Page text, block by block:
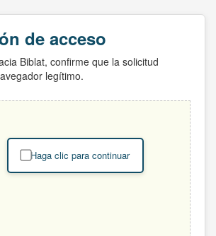
de acceso
Biblat, confirme que la solicitud
legítimo.
Haga clic para continuar